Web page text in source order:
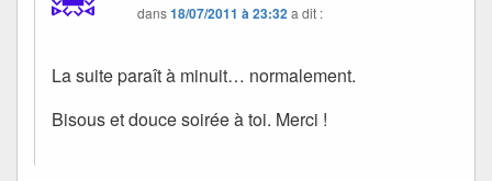
dans18/07/2011 à 23:32a dit :
La suite paraît à minuit… normalement.
Bisous et douce soirée à toi. Merci !